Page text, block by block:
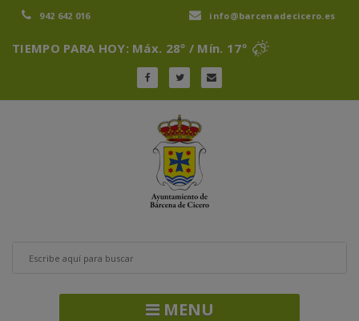
942 642 016 info@barcenadecicero.es
TIEMPO PARA HOY: Máx. 28º / Mín. 17º
MENU